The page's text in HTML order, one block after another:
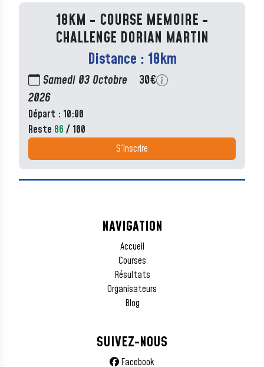
18KM - COURSE MEMOIRE -
CHALLENGE DORIAN MARTIN
Distance : 18km
Samedi 03 Octobre
2026
Départ : 10:00
Reste 86 / 100
30€
S'inscrire
NAVIGATION
Accueil
Courses
Résultats
Organisateurs
Blog
SUIVEZ-NOUS
Facebook